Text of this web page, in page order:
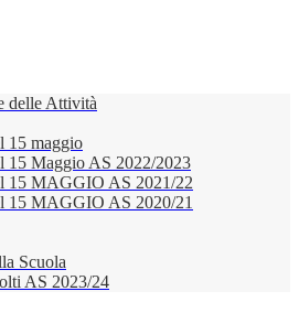
delle Attività
15 maggio
15 Maggio AS 2022/2023
15 MAGGIO AS 2021/22
15 MAGGIO AS 2020/21
Scuola
AS 2023/24